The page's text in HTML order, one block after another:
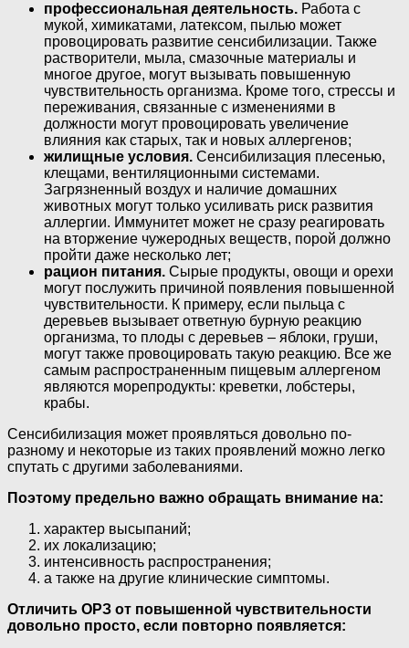
профессиональная деятельность. Работа с
мукой, химикатами, латексом, пылью может
провоцировать развитие сенсибилизации. Также
растворители, мыла, смазочные материалы и
многое другое, могут вызывать повышенную
чувствительность организма. Кроме того, стрессы и
переживания, связанные с изменениями в
должности могут провоцировать увеличение
влияния как старых, так и новых аллергенов;
жилищные условия. Сенсибилизация плесенью,
клещами, вентиляционными системами.
Загрязненный воздух и наличие домашних
животных могут только усиливать риск развития
аллергии. Иммунитет может не сразу реагировать
на вторжение чужеродных веществ, порой должно
пройти даже несколько лет;
рацион питания. Сырые продукты, овощи и орехи
могут послужить причиной появления повышенной
чувствительности. К примеру, если пыльца с
деревьев вызывает ответную бурную реакцию
организма, то плоды с деревьев – яблоки, груши,
могут также провоцировать такую реакцию. Все же
самым распространенным пищевым аллергеном
являются морепродукты: креветки, лобстеры,
крабы.
Сенсибилизация может проявляться довольно по-
разному и некоторые из таких проявлений можно легко
спутать с другими заболеваниями.
Поэтому предельно важно обращать внимание на:
характер высыпаний;
их локализацию;
интенсивность распространения;
а также на другие клинические симптомы.
Отличить ОРЗ от повышенной чувствительности
довольно просто, если повторно появляется: